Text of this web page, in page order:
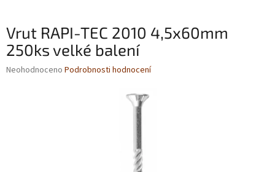
Vrut RAPI-TEC 2010 4,5x60mm
250ks velké balení
Průměrné
Neohodnoceno Podrobnosti hodnocení